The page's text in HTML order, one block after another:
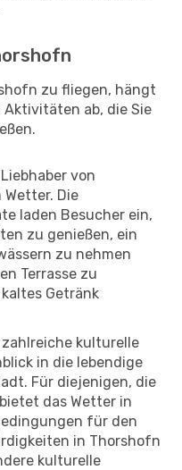
zu fliegen, hängt
ab, die Sie
von
Die
laden Besucher ein,
zu genießen, ein
zu nehmen
Terrasse zu
Getränk
kulturelle
in die lebendige
Für diejenigen, die
das Wetter in
für den
in Thorshofn
kulturelle